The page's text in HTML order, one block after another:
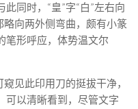
同时，“皇”字“白”左右向
略向两外侧弯曲，颇有小篆
笔形呼应，体势温文尔
见此印用刀的挺拔干净，
可以清晰看到，尽管文字